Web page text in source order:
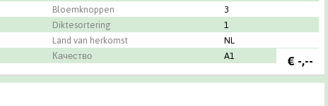
Bloemknoppen
3
Diktesortering
1
Land van herkomst
NL
Качество
A1
€ -,--